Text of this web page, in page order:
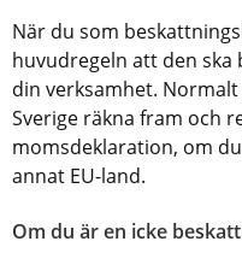
När du som
huvudregeln att den
din verksamhet.
Sverige räkna fram och
momsdeklaration, om
annat EU-land.
Om du är en icke